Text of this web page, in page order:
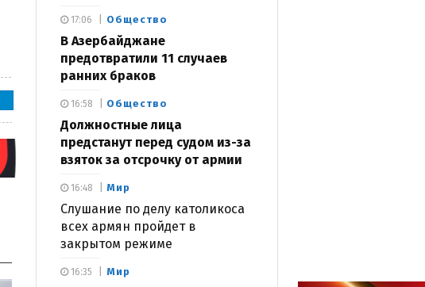
Общество
В Азербайджане
предотвратили 11 случаев
ранних браков
17:06
Общество
Должностные лица
предстанут перед судом из-за
взяток за отсрочку от армии
16:58
Мир
Слушание по делу католикоса
всех армян пройдет в
закрытом режиме
16:48
Мир
16:35